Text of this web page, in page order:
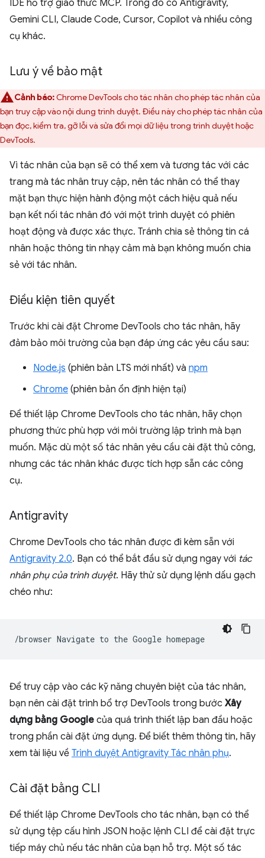
IDE hỗ trợ giao thức MCP. Trong đó có Antigravity,
Gemini CLI, Claude Code, Cursor, Copilot và nhiều công
cụ khác.
Lưu ý về bảo mật
Cảnh báo:Chrome DevTools cho tác nhân cho phép tác nhân của
bạn truy cập vào nội dung trình duyệt. Điều này cho phép tác nhân của
bạn đọc, kiểm tra, gỡ lỗi và sửa đổi mọi dữ liệu trong trình duyệt hoặc
DevTools.
Vì tác nhân của bạn sẽ có thể xem và tương tác với các
trang mà tác nhân truy cập, nên tác nhân có thể thay
mặt bạn thực hiện hành động một cách hiệu quả nếu
bạn kết nối tác nhân đó với một trình duyệt có phiên
hoạt động và được xác thực. Tránh chia sẻ thông tin cá
nhân hoặc thông tin nhạy cảm mà bạn không muốn chia
sẻ với tác nhân.
Điều kiện tiên quyết
Trước khi cài đặt Chrome DevTools cho tác nhân, hãy
đảm bảo môi trường của bạn đáp ứng các yêu cầu sau:
Node.js (phiên bản LTS mới nhất) và npm
Chrome (phiên bản ổn định hiện tại)
Để thiết lập Chrome DevTools cho tác nhân, hãy chọn
phương thức phù hợp với môi trường lập trình mà bạn
muốn. Mặc dù một số tác nhân yêu cầu cài đặt thủ công,
nhưng các tác nhân khác được tích hợp sẵn các công
cụ.
Antigravity
Chrome DevTools cho tác nhân được đi kèm sẵn với
Antigravity 2.0. Bạn có thể bắt đầu sử dụng ngay với tác
nhân phụ của trình duyệt. Hãy thử sử dụng lệnh dấu gạch
chéo như:
/browser Navigate to the Google
Để truy cập vào các kỹ năng chuyên biệt của tác nhân,
bạn nên cài đặt trình bổ trợ DevTools trong bước Xây
dựng bằng Google của quá trình thiết lập ban đầu hoặc
trong phần cài đặt ứng dụng. Để biết thêm thông tin, hãy
xem tài liệu về Trình duyệt Antigravity Tác nhân phụ.
Cài đặt bằng CLI
Để thiết lập Chrome DevTools cho tác nhân, bạn có thể
sử dụng tệp cấu hình JSON hoặc lệnh CLI để cài đặt trực
tiếp máy chủ nếu tác nhân của bạn hỗ trợ. Một số tác